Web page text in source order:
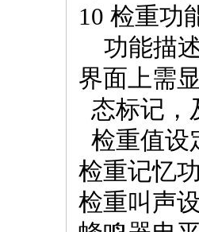
10 检重功
功能描
界面上需
态标记，
检重值设
检重记忆
检重叫声